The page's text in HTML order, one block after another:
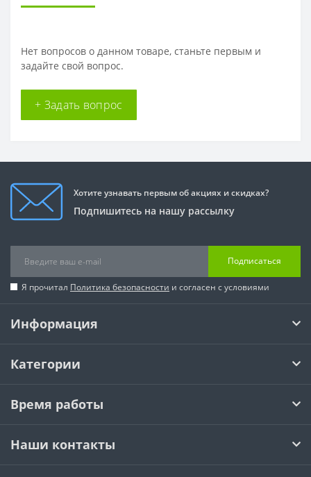
Нет вопросов о данном товаре, станьте первым и
задайте свой вопрос.
+ Задать вопрос
Хотите узнавать первым об акциях и скидках?
Подпишитесь на нашу рассылку
Подписаться
Я прочитал Политика безопасности и согласен с условиями
Информация
Категории
Время работы
Наши контакты